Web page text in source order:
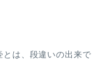
は、段違いの出来で